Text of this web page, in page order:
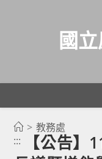
國
> 教務處
:::
【公告